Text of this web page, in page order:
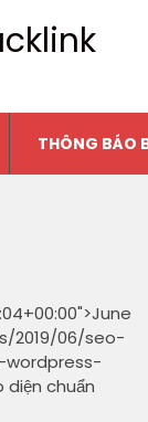
THÔNG BÁO
2019/06/seo-
wordpress-
chuẩn